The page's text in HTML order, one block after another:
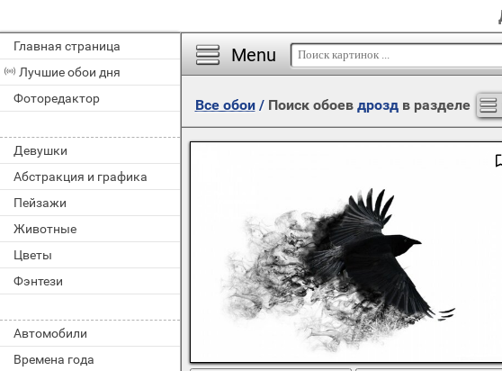
Главная страница
Лучшие обои дня
Фоторедактор
Девушки
Абстракция и графика
Пейзажи
Животные
Цветы
Фэнтези
Автомобили
Времена года
Menu
Все обои/ Поиск обоев дроздв разделе